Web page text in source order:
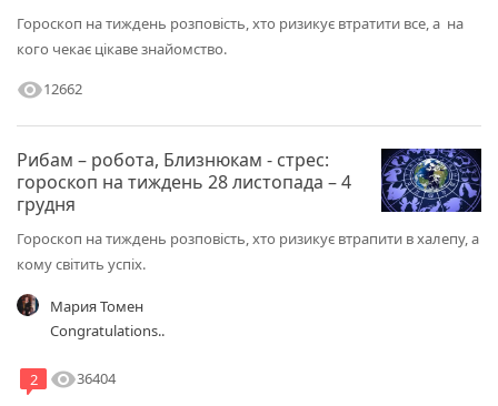
Гороскоп на тиждень розповість, хто ризикує втратити все, а на
кого чекає цікаве знайомство.
visibility12662
Рибам – робота, Близнюкам - стрес:
гороскоп на тиждень 28 листопада – 4
грудня
Гороскоп на тиждень розповість, хто ризикує втрапити в халепу, а
кому світить успіх.
Мария Томен
Congratulations..
2 visibility36404